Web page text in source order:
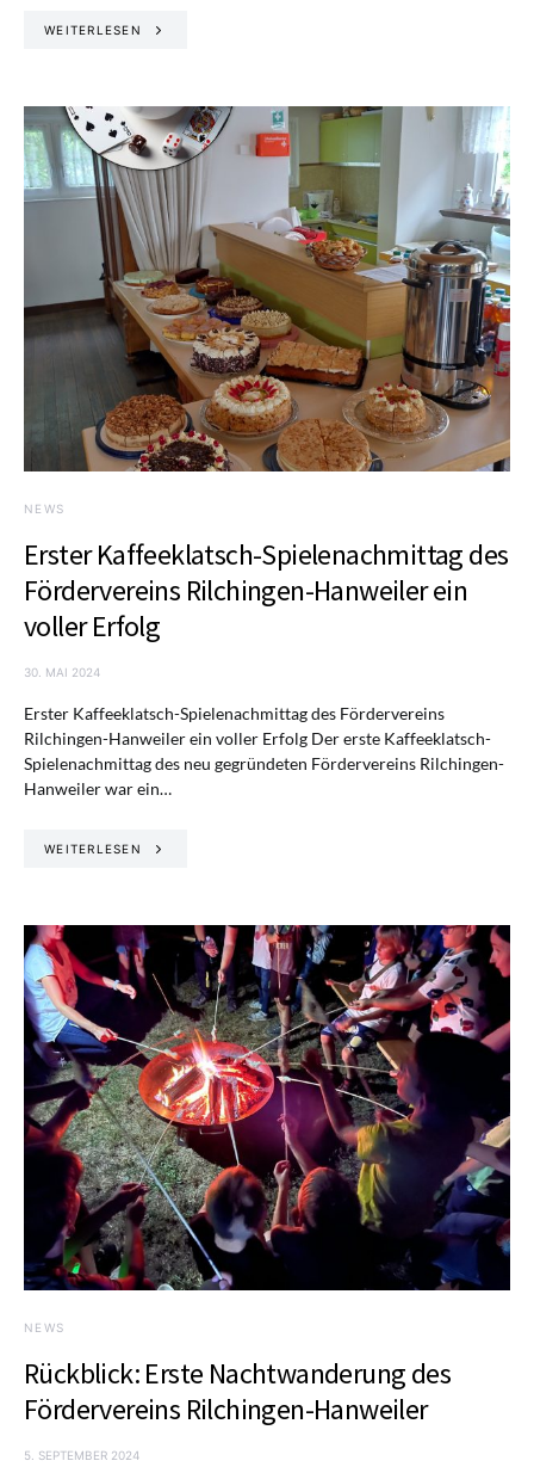
WEITERLESEN
NEWS
Erster Kaffeeklatsch-Spielenachmittag des
Fördervereins Rilchingen-Hanweiler ein
voller Erfolg
30. MAI 2024
Erster Kaffeeklatsch-Spielenachmittag des Fördervereins
Rilchingen-Hanweiler ein voller Erfolg Der erste Kaffeeklatsch-
Spielenachmittag des neu gegründeten Fördervereins Rilchingen-
Hanweiler war ein…
WEITERLESEN
NEWS
Rückblick: Erste Nachtwanderung des
Fördervereins Rilchingen-Hanweiler
5. SEPTEMBER 2024